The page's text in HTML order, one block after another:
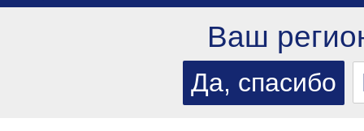
Ваш